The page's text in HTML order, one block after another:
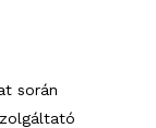
során